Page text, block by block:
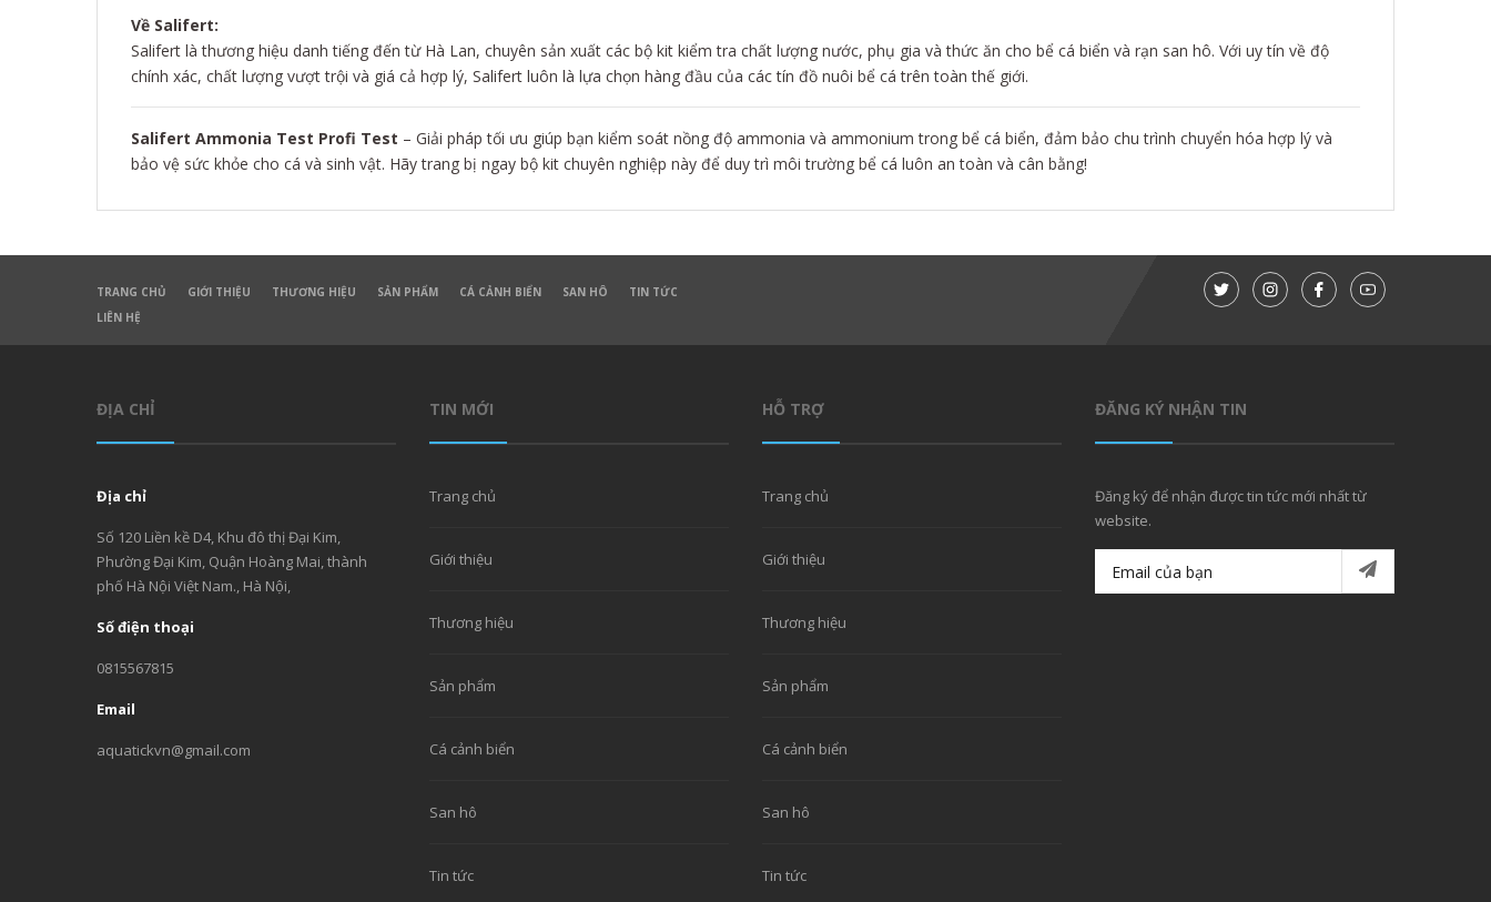
Về Salifert:
Salifert là thương hiệu danh tiếng đến từ Hà Lan, chuyên sản xuất các bộ kit kiểm tra chất lượng nước, phụ gia và thức ăn cho bể cá biển và rạn san hô. Với uy tín về độ
chính xác, chất lượng vượt trội và giá cả hợp lý, Salifert luôn là lựa chọn hàng đầu của các tín đồ nuôi bể cá trên toàn thế giới.
Salifert Ammonia Test Profi Test – Giải pháp tối ưu giúp bạn kiểm soát nồng độ ammonia và ammonium trong bể cá biển, đảm bảo chu trình chuyển hóa hợp lý và
bảo vệ sức khỏe cho cá và sinh vật. Hãy trang bị ngay bộ kit chuyên nghiệp này để duy trì môi trường bể cá luôn an toàn và cân bằng!
TRANG CHỦ GIỚI THIỆU THƯƠNG HIỆU SẢN PHẨM CÁ CẢNH BIỂN SAN HÔ
TIN TỨC
LIÊN HỆ
ĐỊA CHỈ
Địa chỉ
Số 120 Liền kề D4, Khu đô thị Đại Kim,
Phường Đại Kim, Quận Hoàng Mai, thành
phố Hà Nội Việt Nam., Hà Nội,
Số điện thoại
0815567815
Email
aquatickvn@gmail.com
TIN MỚI
Trang chủ
Giới thiệu
Thương hiệu
Sản phẩm
Cá cảnh biển
San hô
Tin tức
HỖ TRỢ
Trang chủ
Giới thiệu
Thương hiệu
Sản phẩm
Cá cảnh biển
San hô
Tin tức
ĐĂNG KÝ NHẬN TIN
Đăng ký để nhận được tin tức mới nhất từ
website.